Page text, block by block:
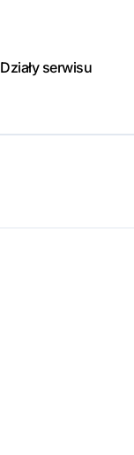
Działy serwisu